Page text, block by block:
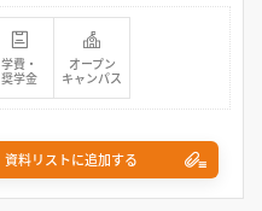
学費・
奨学金
オープン
キャンパス
資料リストに追加する